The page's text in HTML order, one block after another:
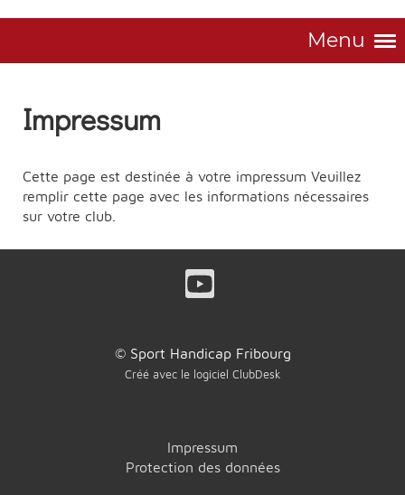
Menu
Impressum
Cette page est destinée à votre impressum Veuillez
remplir cette page avec les informations nécessaires
sur votre club.
© Sport Handicap Fribourg
Créé avec le logiciel ClubDesk
Impressum
Protection des données